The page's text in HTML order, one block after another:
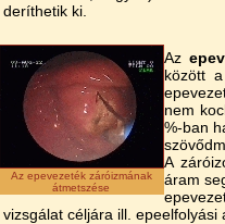
deríthetik ki.
Az epevezeték záróizmának
átmetszése
Az
között
nem
%-ban
A
áram
vizsgálat céljára ill.